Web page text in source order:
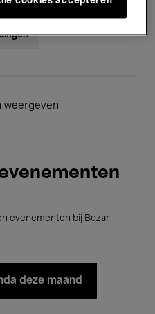
Palace
weergeven
evenementen bij Bozar
deze maand